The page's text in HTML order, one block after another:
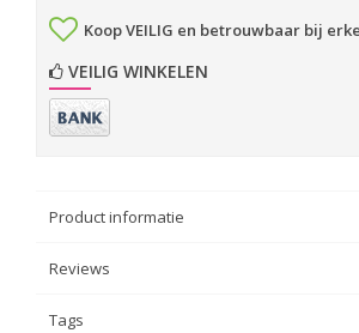
Koop VEILIG en betrouwbaar bij
VEILIG WINKELEN
Product informatie
Reviews
Tags